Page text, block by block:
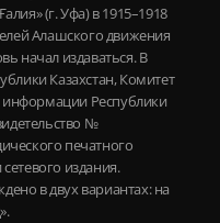
(г. Уфа) в 1915–1918
Алашского движения
начал издаваться. В
Казахстан, Комитет
Республики
№
печатного
издания.
в двух вариантах: на